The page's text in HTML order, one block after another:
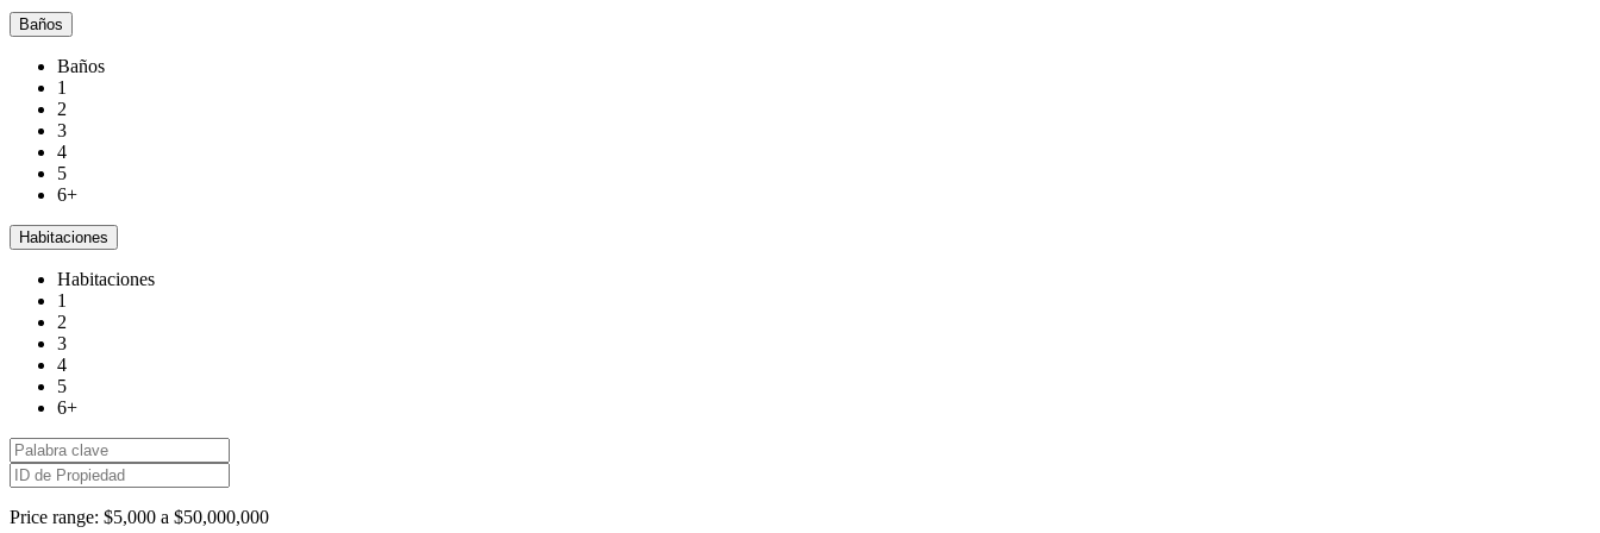
Baños
Baños
1
2
3
4
5
6+
Habitaciones
Habitaciones
1
2
3
4
5
6+
Price range: $5,000 a $50,000,000